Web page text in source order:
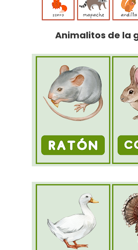
Animalitos de la